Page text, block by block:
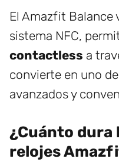
El Amazfit Balance
sistema NFC,
contactless a
convierte en uno
avanzados y
¿Cuánto dura
relojes